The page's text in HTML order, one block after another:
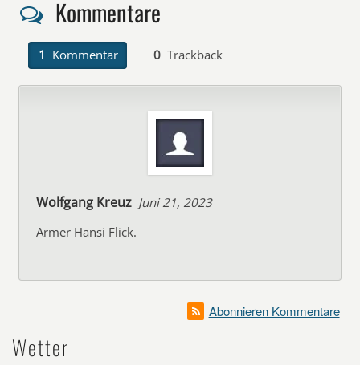
Kommentare
1 Kommentar 0 Trackback
Wolfgang Kreuz Juni 21, 2023
Armer Hansi Flick.
Abonnieren Kommentare
Wetter